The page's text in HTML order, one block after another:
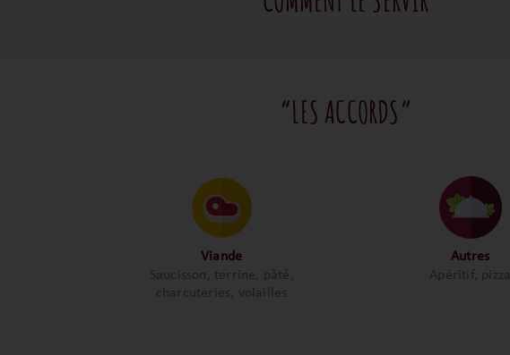
“LES ACCORDS”
Viande
Saucisson, terrine, pâté,
charcuteries, volailles
Autres
Apéritif, pizza